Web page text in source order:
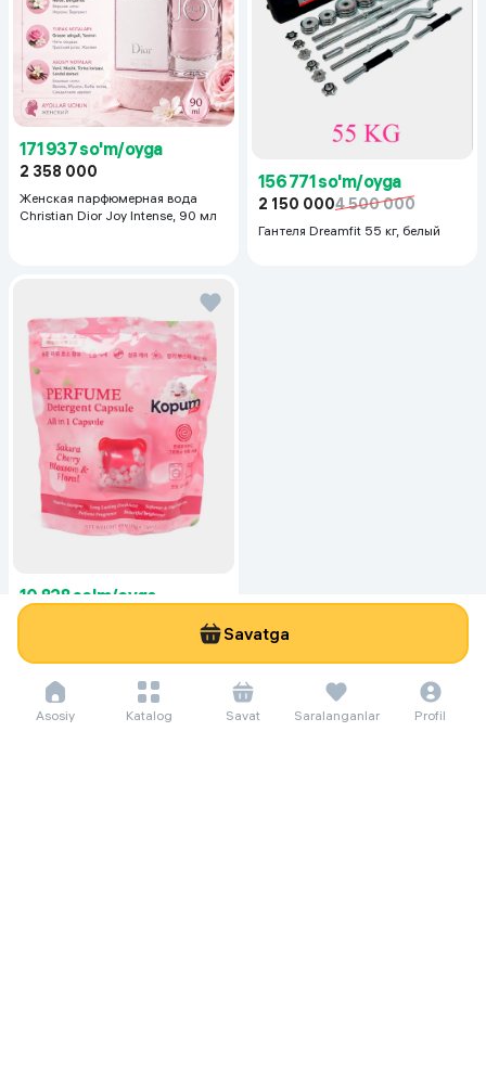
Savatga
171 937 so'm/oyga
2 358 000
Женская парфюмерная вода
Christian Dior Joy Intense, 90 мл
156 771 so'm/oyga
2 150 0004 500 000
Гантеля Dreamfit 55 кг, белый
10 828 so'm/oyga
148 500
Капсулы для стирки Kopum Plus
3-in-1 Laundry Capsules, 32 штук
Asosiy Katalog Savat Saralanganlar Profil